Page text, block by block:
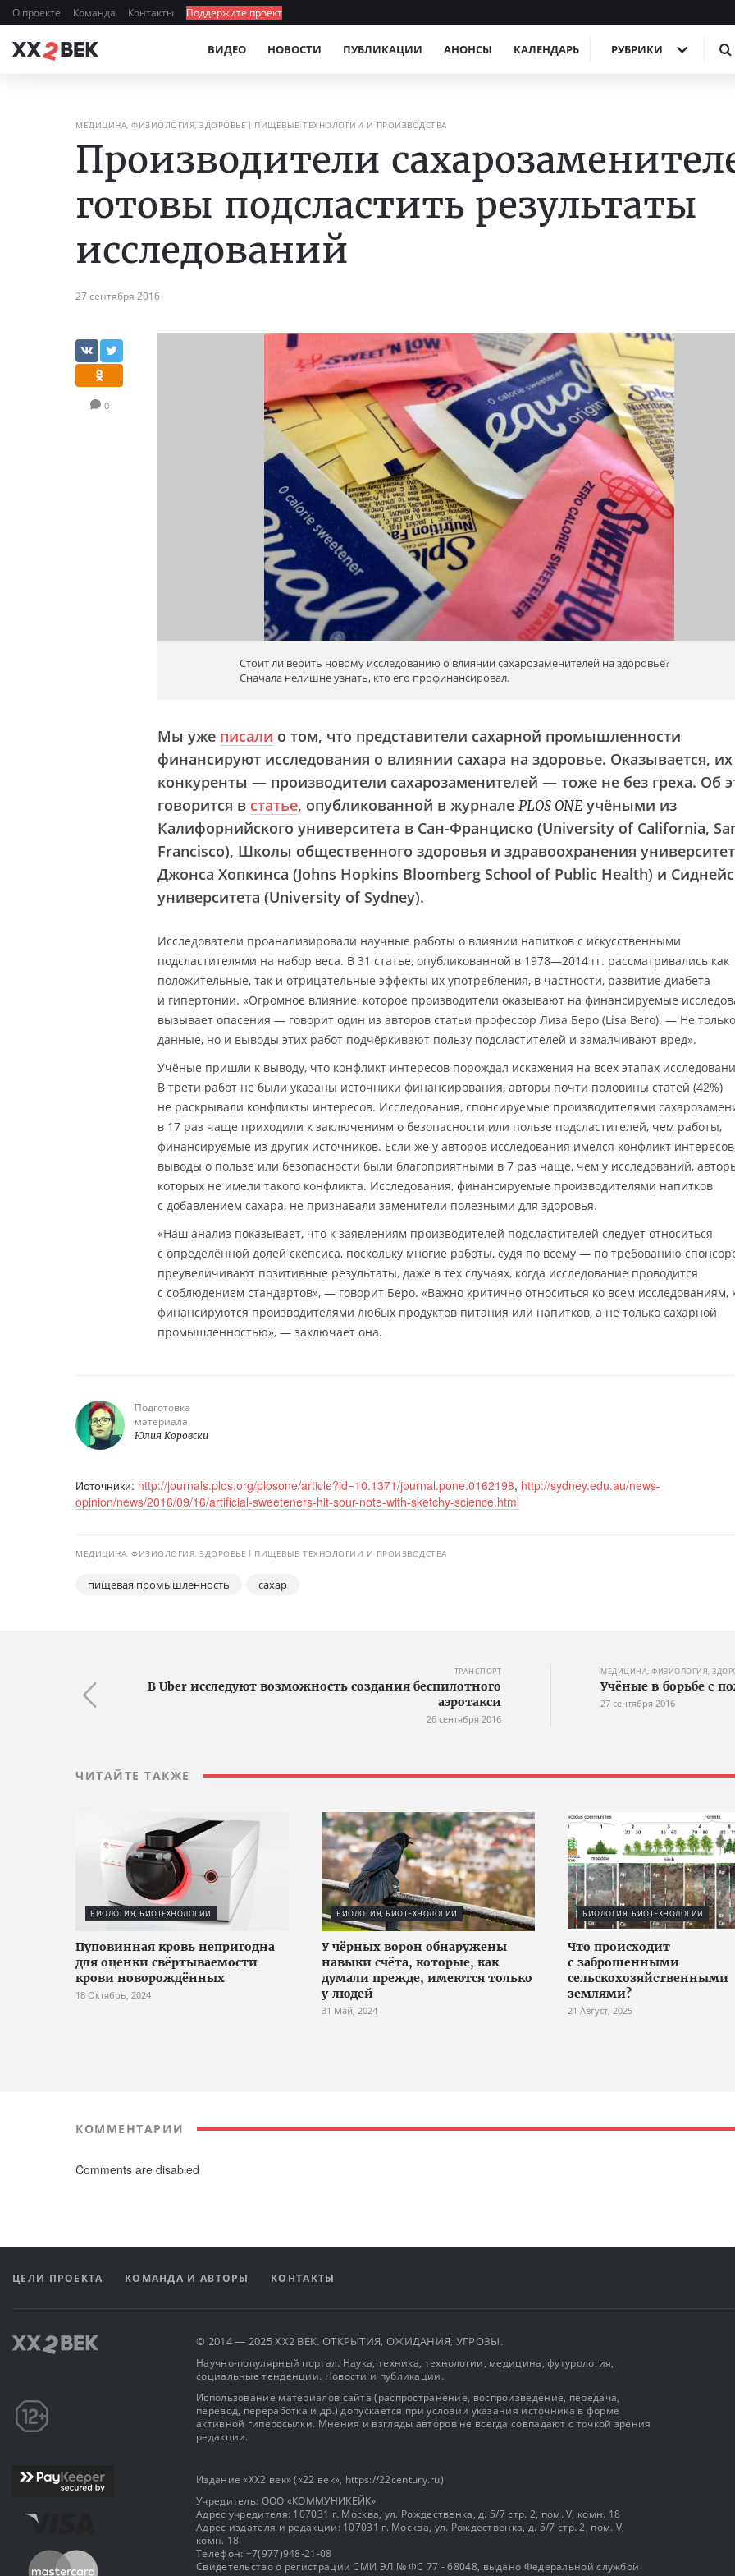
О проекте Команда Контакты Поддержите проект
ВИДЕО НОВОСТИ ПУБЛИКАЦИИ АНОНСЫ КАЛЕНДАРЬ РУБРИКИ
МЕДИЦИНА, ФИЗИОЛОГИЯ, ЗДОРОВЬЕ ПИЩЕВЫЕ ТЕХНОЛОГИИ И ПРОИЗВОДСТВА
Производители
готовы подсластить результаты
исследований
27 сентября 2016
0
Стоит ли верить новому исследованию о влиянии сахарозаменителей на здоровье?
Сначала нелишне узнать, кто его профинансировал.
Мы уже писали о том, что представители сахарной промышленности
финансируют исследования о влиянии сахара на здоровье. Оказывается, их
конкуренты — производители сахарозаменителей — тоже не без греха. Об
говорится в статье, опубликованной в журнале PLOS ONE учёными из
Калифорнийского университета в Сан-Франциско (University of California,
Francisco), Школы общественного здоровья и здравоохранения
Джонса Хопкинса (Johns Hopkins Bloomberg School of Public Health) и
университета (University of Sydney).
Исследователи проанализировали научные работы о влиянии напитков с искусственными
подсластителями на набор веса. В 31 статье, опубликованной в 1978—2014 гг. рассматривались как
положительные, так и отрицательные эффекты их употребления, в частности, развитие диабета
и гипертонии. «Огромное влияние, которое производители оказывают на финансируемые
вызывает опасения — говорит один из авторов статьи профессор Лиза Беро (Lisa Bero). — Не только
данные, но и выводы этих работ подчёркивают пользу подсластителей и замалчивают вред».
Учёные пришли к выводу, что конфликт интересов порождал искажения на всех этапах
В трети работ не были указаны источники финансирования, авторы почти половины статей (42%)
не раскрывали конфликты интересов. Исследования, спонсируемые производителями
в 17 раз чаще приходили к заключениям о безопасности или пользе подсластителей, чем работы,
финансируемые из других источников. Если же у авторов исследования имелся конфликт
выводы о пользе или безопасности были благоприятными в 7 раз чаще, чем у исследований,
которых не имели такого конфликта. Исследования, финансируемые производителями напитков
с добавлением сахара, не признавали заменители полезными для здоровья.
«Наш анализ показывает, что к заявлениям производителей подсластителей следует относиться
с определённой долей скепсиса, поскольку многие работы, судя по всему — по требованию
преувеличивают позитивные результаты, даже в тех случаях, когда исследование проводится
с соблюдением стандартов», — говорит Беро. «Важно критично относиться ко всем исследованиям,
финансируются производителями любых продуктов питания или напитков, а не только сахарной
промышленностью», — заключает она.
Подготовка
материала
Юлия Коровски
Источники: http://journals.plos.org/plosone/article?id=10.1371/journal.pone.0162198, http://sydney.edu.au/news-
opinion/news/2016/09/16/artificial-sweeteners-hit-sour-note-with-sketchy-science.html
МЕДИЦИНА, ФИЗИОЛОГИЯ, ЗДОРОВЬЕ ПИЩЕВЫЕ ТЕХНОЛОГИИ И ПРОИЗВОДСТВА
пищевая промышленность сахар
ТРАНСПОРТ
В Uber исследуют возможность создания беспилотного
аэротакси
26 сентября 2016
МЕДИЦИНА, ФИЗИОЛОГИЯ,
Учёные в борьбе с
27 сентября 2016
ЧИТАЙТЕ ТАКЖЕ
БИОЛОГИЯ, БИОТЕХНОЛОГИИ
Пуповинная кровь непригодна
для оценки свёртываемости
крови новорождённых
18 Октябрь, 2024
БИОЛОГИЯ, БИОТЕХНОЛОГИИ
У чёрных ворон обнаружены
навыки счёта, которые, как
думали прежде, имеются только
у людей
31 Май, 2024
БИОЛОГИЯ, БИОТЕХНОЛОГИИ
Что происходит
с заброшенными
сельскохозяйственными
землями?
21 Август, 2025
КОММЕНТАРИИ
Comments are disabled
ЦЕЛИ ПРОЕКТА КОМАНДА И АВТОРЫ КОНТАКТЫ
© 2014 — 2025 XX2 ВЕК. ОТКРЫТИЯ, ОЖИДАНИЯ, УГРОЗЫ.
Научно-популярный портал. Наука, техника, технологии, медицина, футурология,
социальные тенденции. Новости и публикации.
Использование материалов сайта (распространение, воспроизведение, передача,
перевод, переработка и др.) допускается при условии указания источника в форме
активной гиперссылки. Мнения и взгляды авторов не всегда совпадают с точкой зрения
редакции.
Издание «XX2 век» («22 век», https://22century.ru)
Учредитель: OOO «КОММУНИКЕЙК»
Адрес учредителя: 107031 г. Москва, ул. Рождественка, д. 5/7 стр. 2, пом. V, комн. 18
Адрес издателя и редакции: 107031 г. Москва, ул. Рождественка, д. 5/7 стр. 2, пом. V,
комн. 18
Телефон: +7(977)948-21-08
Свидетельство о регистрации СМИ ЭЛ № ФС 77 - 68048, выдано Федеральной службой